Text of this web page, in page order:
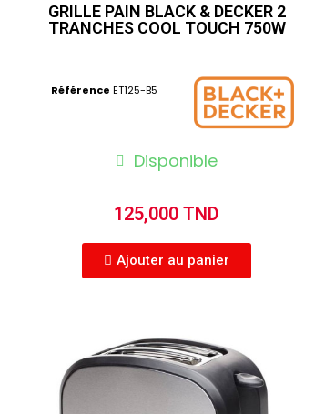
GRILLE PAIN BLACK & DECKER 2
TRANCHES COOL TOUCH 750W
Référence ET125-B5
Disponible
125,000 TND
Ajouter au panier